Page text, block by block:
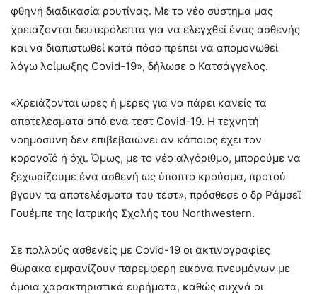
φθηνή διαδικασία ρουτίνας. Με το νέο σύστημα μας
χρειάζονται δευτερόλεπτα για να ελεγχθεί ένας ασθενής
και να διαπιστωθεί κατά πόσο πρέπει να απομονωθεί
λόγω λοίμωξης Covid-19», δήλωσε ο Κατσάγγελος.
«Χρειάζονται ώρες ή μέρες για να πάρει κανείς τα
αποτελέσματα από ένα τεστ Covid-19. Η τεχνητή
νοημοσύνη δεν επιβεβαιώνει αν κάποιος έχει τον
κορονοϊό ή όχι. Όμως, με το νέο αλγόριθμο, μπορούμε να
ξεχωρίζουμε ένα ασθενή ως ύποπτο κρούσμα, προτού
βγουν τα αποτελέσματα του τεστ», πρόσθεσε ο δρ Ράμσεϊ
Γουέμπε της Ιατρικής Σχολής του Northwestern.
Σε πολλούς ασθενείς με Covid-19 οι ακτινογραφίες
θώρακα εμφανίζουν παρεμφερή εικόνα πνευμόνων με
όμοια χαρακτηριστικά ευρήματα, καθώς συχνά οι